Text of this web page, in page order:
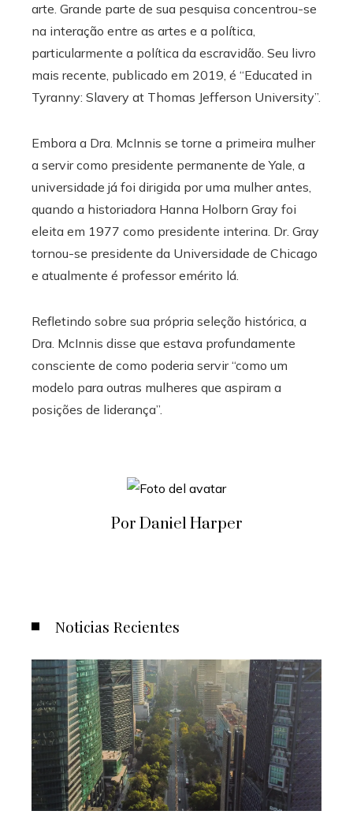
arte. Grande parte de sua pesquisa concentrou-se
na interação entre as artes e a política,
particularmente a política da escravidão. Seu livro
mais recente, publicado em 2019, é “Educated in
Tyranny: Slavery at Thomas Jefferson University”.
Embora a Dra. McInnis se torne a primeira mulher
a servir como presidente permanente de Yale, a
universidade já foi dirigida por uma mulher antes,
quando a historiadora Hanna Holborn Gray foi
eleita em 1977 como presidente interina. Dr. Gray
tornou-se presidente da Universidade de Chicago
e atualmente é professor emérito lá.
Refletindo sobre sua própria seleção histórica, a
Dra. McInnis disse que estava profundamente
consciente de como poderia servir “como um
modelo para outras mulheres que aspiram a
posições de liderança”.
Por Daniel Harper
Noticias Recientes